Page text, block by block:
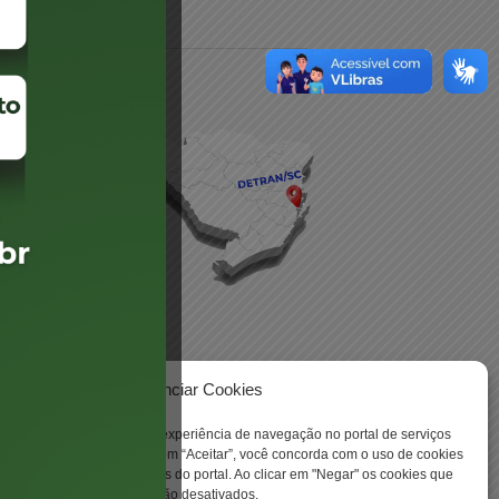
Gerenciar Cookies
para aprimorar sua experiência de navegação no portal de serviços
Santa Catarina. Ao clicar em “Aceitar”, você concorda com o uso de cookies
a todas as funcionalidades do portal. Ao clicar em "Negar" os cookies que
necessários serão desativados.